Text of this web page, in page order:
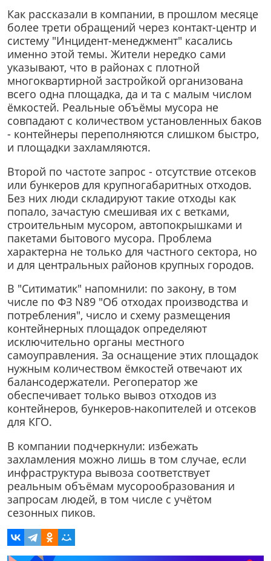
Как рассказали в компании, в прошлом месяце
более трети обращений через контакт-центр и
систему "Инцидент-менеджмент" касались
именно этой темы. Жители нередко сами
указывают, что в районах с плотной
многоквартирной застройкой организована
всего одна площадка, да и та с малым числом
ёмкостей. Реальные объёмы мусора не
совпадают с количеством установленных баков
- контейнеры переполняются слишком быстро,
и площадки захламляются.
Второй по частоте запрос - отсутствие отсеков
или бункеров для крупногабаритных отходов.
Без них люди складируют такие отходы как
попало, зачастую смешивая их с ветками,
строительным мусором, автопокрышками и
пакетами бытового мусора. Проблема
характерна не только для частного сектора, но
и для центральных районов крупных городов.
В "Ситиматик" напомнили: по закону, в том
числе по ФЗ N89 "Об отходах производства и
потребления", число и схему размещения
контейнерных площадок определяют
исключительно органы местного
самоуправления. За оснащение этих площадок
нужным количеством ёмкостей отвечают их
балансодержатели. Регоператор же
обеспечивает только вывоз отходов из
контейнеров, бункеров-накопителей и отсеков
для КГО.
В компании подчеркнули: избежать
захламления можно лишь в том случае, если
инфраструктура вывоза соответствует
реальным объёмам мусорообразования и
запросам людей, в том числе с учётом
сезонных пиков.